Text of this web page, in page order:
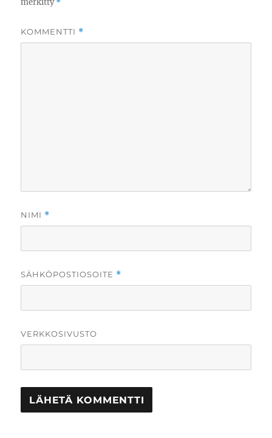
merkitty*
KOMMENTTI *
NIMI *
SÄHKÖPOSTIOSOITE *
VERKKOSIVUSTO